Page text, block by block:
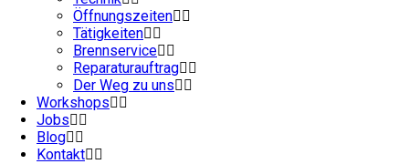
Öffnungszeiten
Tätigkeiten
Brennservice
Reparaturauftrag
Der Weg zu uns
Workshops
Jobs
Blog
Kontakt